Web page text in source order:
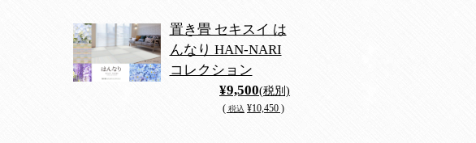
置き畳 セキスイ は
んなり HAN-NARI
コレクション
¥9,500(税別)
( 税込 ¥10,450 )